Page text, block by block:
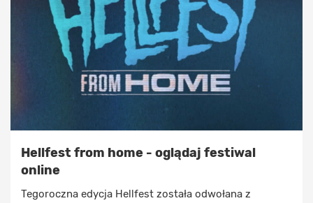
Hellfest from home - oglądaj festiwal
online
Tegoroczna edycja Hellfest została odwołana z